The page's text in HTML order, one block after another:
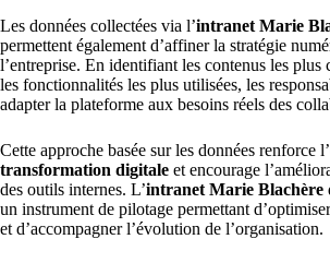
Les données collectées via l’intranet Marie
permettent également d’affiner la stratégie
l’entreprise. En identifiant les contenus les plus
les fonctionnalités les plus utilisées, les
adapter la plateforme aux besoins réels des
Cette approche basée sur les données renforce
transformation digitale et encourage
des outils internes. L’intranet Marie Blachère
un instrument de pilotage permettant
et d’accompagner l’évolution de l’organisation.